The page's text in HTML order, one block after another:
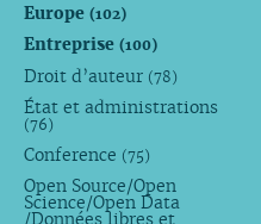
Europe (102)
Entreprise (100)
Droit d’auteur (78)
État et administrations
(76)
Conference (75)
Open Source/Open
Science/Open Data